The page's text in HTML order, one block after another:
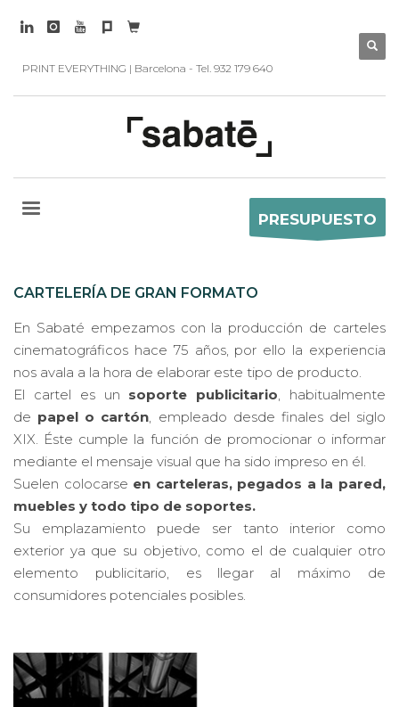
PRINT EVERYTHING | Barcelona - Tel. 932 179 640
PRESUPUESTO
CARTELERÍA DE GRAN FORMATO
En Sabaté empezamos con la producción de carteles
cinematográficos hace 75 años, por ello la experiencia
nos avala a la hora de elaborar este tipo de producto.
El cartel es un soporte publicitario , habitualmente
de papel o cartón , empleado desde finales del siglo
XIX. Éste cumple la función de promocionar o informar
mediante el mensaje visual que ha sido impreso en él.
Suelen colocarse en carteleras, pegados a la pared,
muebles y todo tipo de soportes.
Su emplazamiento puede ser tanto interior como
exterior ya que su objetivo, como el de cualquier otro
elemento publicitario, es llegar al máximo de
consumidores potenciales posibles.